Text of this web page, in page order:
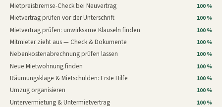
Mietpreisbremse-Check bei Neuvertrag 100 %
Mietvertrag prüfen vor der Unterschrift 100 %
Mietvertrag prüfen: unwirksame Klauseln finden 100 %
Mitmieter zieht aus — Check & Dokumente 100 %
Nebenkostenabrechnung prüfen lassen 100 %
Neue Mietwohnung finden 100 %
Räumungsklage & Mietschulden: Erste Hilfe 100 %
Umzug organisieren 100 %
Untervermietung & Untermietvertrag 100 %